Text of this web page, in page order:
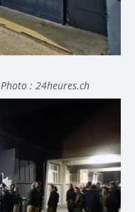
: 24heures.ch